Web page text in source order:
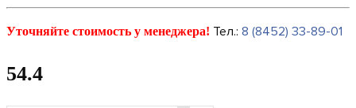
Уточняйте стоимость у менеджера! Тел.: 8 (8452) 33-89-01
54.4